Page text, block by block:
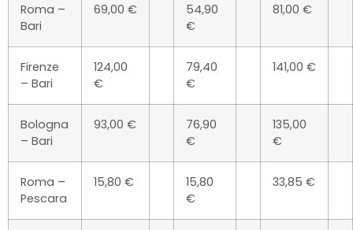
Roma –
Bari
69,00 €
54,90
€
81,00 €
Firenze
– Bari
124,00
€
79,40
€
141,00 €
Bologna
– Bari
93,00 €
76,90
€
135,00
€
Roma –
Pescara
15,80 €
15,80
€
33,85 €